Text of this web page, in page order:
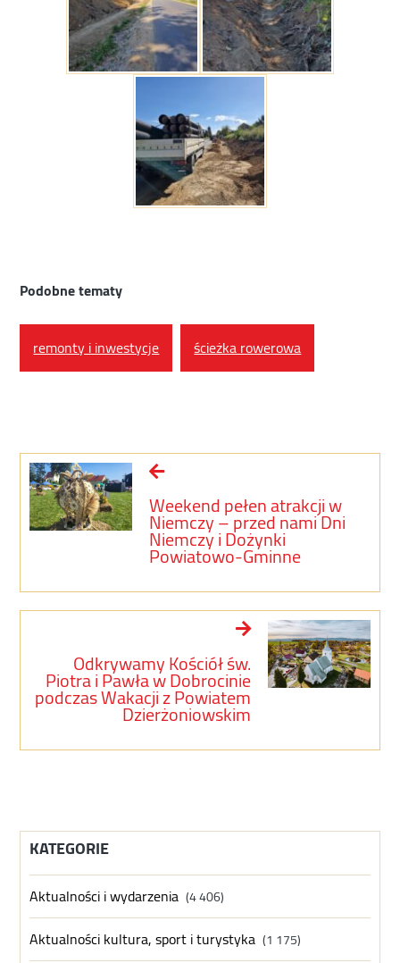
Podobne tematy
remonty i inwestycje ścieżka rowerowa
Weekend pełen atrakcji w
Niemczy – przed nami Dni
Niemczy i Dożynki
Powiatowo-Gminne
Odkrywamy Kościół św.
Piotra i Pawła w Dobrocinie
podczas Wakacji z Powiatem
Dzierżoniowskim
KATEGORIE
Aktualności i wydarzenia (4 406)
Aktualności kultura, sport i turystyka (1 175)